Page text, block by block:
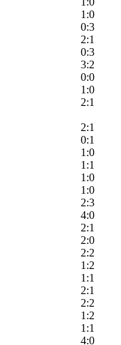
1:0
0:3
2:1
0:3
3:2
0:0
1:0
2:1
2:1
0:1
1:0
1:1
1:0
1:0
2:3
4:0
2:1
2:0
2:2
1:2
1:1
2:1
2:2
1:2
1:1
4:0